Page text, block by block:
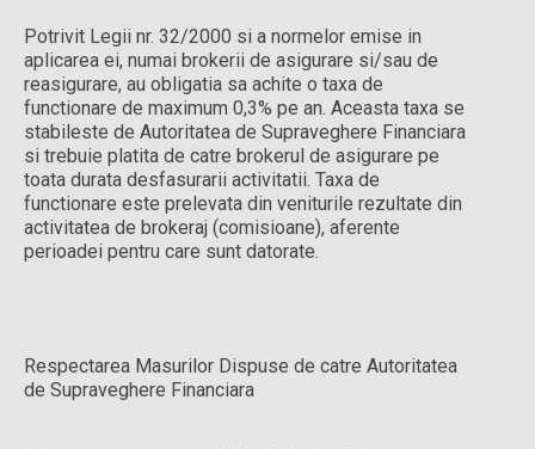
Potrivit Legii nr. 32/2000 si a normelor emise in
aplicarea ei, numai brokerii de asigurare si/sau de
reasigurare, au obligatia sa achite o taxa de
functionare de maximum 0,3% pe an. Aceasta taxa se
stabileste de Autoritatea de Supraveghere Financiara
si trebuie platita de catre brokerul de asigurare pe
toata durata desfasurarii activitatii. Taxa de
functionare este prelevata din veniturile rezultate din
activitatea de brokeraj (comisioane), aferente
perioadei pentru care sunt datorate.
Respectarea Masurilor Dispuse de catre Autoritatea
de Supraveghere Financiara